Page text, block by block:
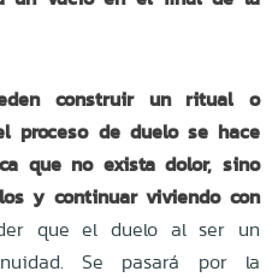
construir un ritual o
proceso de duelo se hace
que no exista dolor, sino
y continuar viviendo con
que el duelo al ser un
Se pasará por la